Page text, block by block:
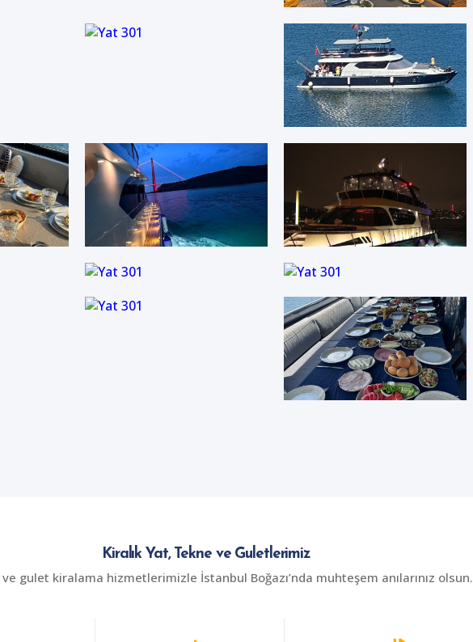
Kiralık Yat, Tekne ve Guletlerimiz
gulet kiralama hizmetlerimizle İstanbul Boğazı’nda muhteşem anılarınız olsun.